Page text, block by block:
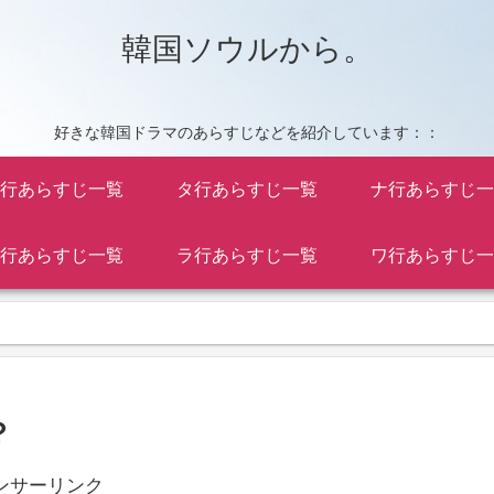
韓国ソウルから。
好きな韓国ドラマのあらすじなどを紹介しています：：
あらすじ一覧 タ行あらすじ一覧 ナ行あらすじ
あらすじ一覧 ラ行あらすじ一覧 ワ行あらすじ
サーリンク